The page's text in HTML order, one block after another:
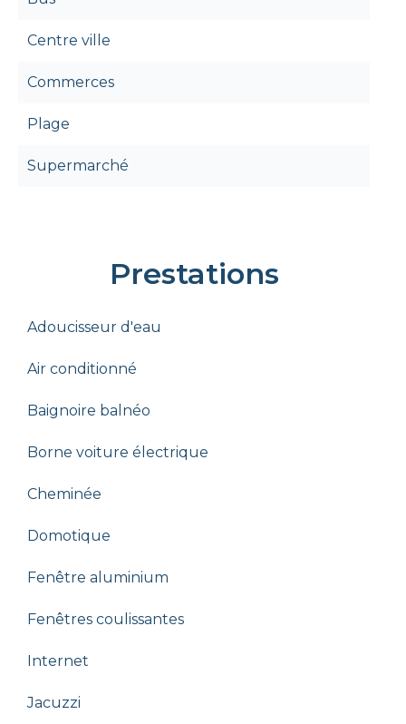
Centre ville
Commerces
Plage
Supermarché
Prestations
Adoucisseur d'eau
Air conditionné
Baignoire balnéo
Borne voiture électrique
Cheminée
Domotique
Fenêtre aluminium
Fenêtres coulissantes
Internet
Jacuzzi